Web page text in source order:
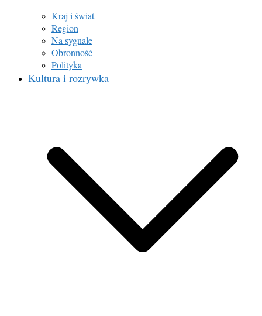
Kraj i świat
Region
Na sygnale
Obronność
Polityka
Kultura i rozrywka